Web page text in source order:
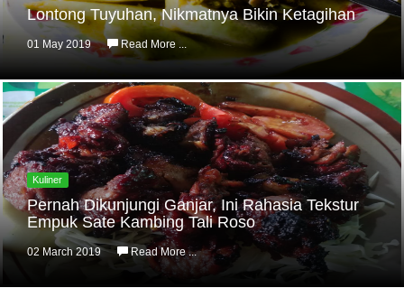
Lontong Tuyuhan, Nikmatnya Bikin Ketagihan
01 May 2019 Read More ...
Kuliner
Pernah Dikunjungi Ganjar, Ini Rahasia Tekstur
Empuk Sate Kambing Tali Roso
02 March 2019 Read More ...